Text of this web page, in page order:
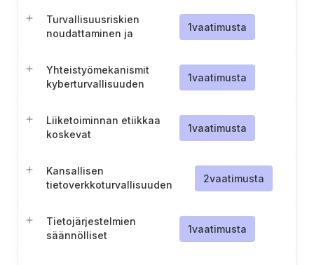
Turvallisuusriskien
noudattaminen ja
1vaatimusta
Yhteistyömekanismit
kyberturvallisuuden
1vaatimusta
Liiketoiminnan etiikkaa
koskevat
1vaatimusta
Kansallisen
tietoverkkoturvallisuuden
käyttö (Puola)
2vaatimusta
Tietojärjestelmien
säännölliset
1vaatimusta